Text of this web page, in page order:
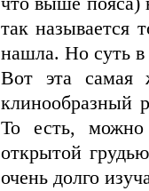
так называется
нашла. Но суть в
Вот эта самая
клинообразный
То есть,
открытой
очень долго